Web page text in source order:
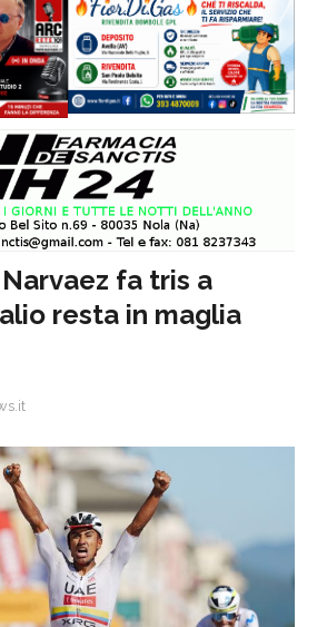
fa tris a
resta in maglia